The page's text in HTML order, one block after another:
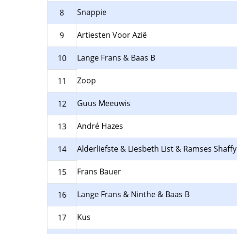
8 Snappie
9 Artiesten Voor Azië
10 Lange Frans & Baas B
11 Zoop
12 Guus Meeuwis
13 André Hazes
14 Alderliefste & Liesbeth List & Ramses Shaffy
15 Frans Bauer
16 Lange Frans & Ninthe & Baas B
17 Kus